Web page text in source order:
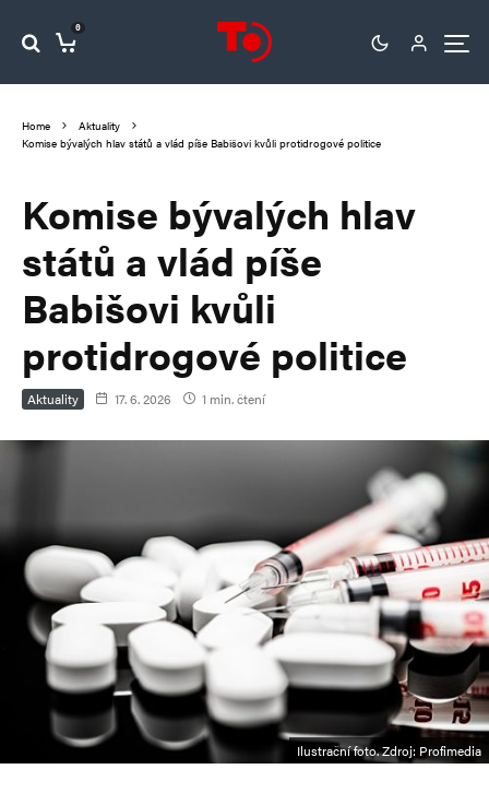
0
Home
Aktuality
Komise bývalých hlav států a vlád píše Babišovi kvůli protidrogové politice
Komise bývalých hlav
států a vlád píše
Babišovi kvůli
protidrogové politice
Aktuality 17. 6. 2026 1 min. čtení
Ilustrační foto. Zdroj: Profimedia